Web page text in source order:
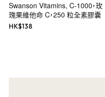
Swanson Vitamins, C-1000，玫
瑰果維他命 C，250 粒全素膠囊
HK$138